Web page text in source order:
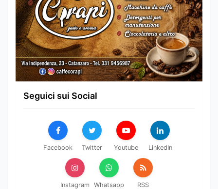
Seguici sui Social
Facebook Twitter Youtube LinkedIn
Instagram Whatsapp RSS